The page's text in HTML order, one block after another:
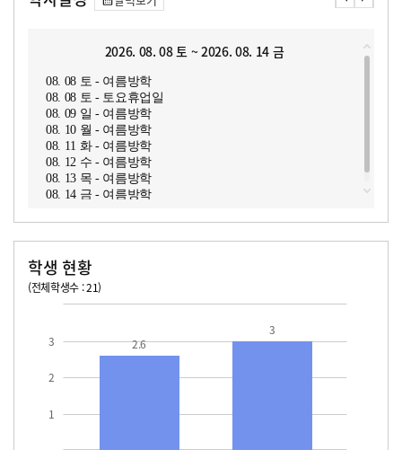
2026. 08. 08 토 ~ 2026. 08. 14 금
08. 08 토 - 여름방학
08. 08 토 - 토요휴업일
08. 09 일 - 여름방학
08. 10 월 - 여름방학
08. 11 화 - 여름방학
08. 12 수 - 여름방학
08. 13 목 - 여름방학
08. 14 금 - 여름방학
학생 현황
(전체학생수 : 21)
1
2
3 2.6
3